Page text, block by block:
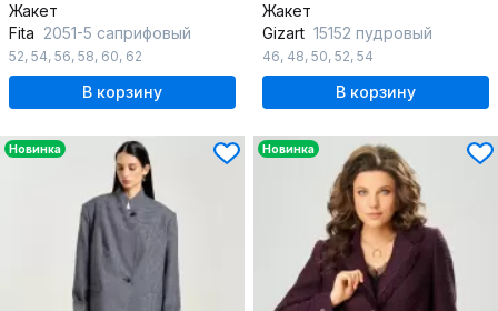
Жакет
Fita 2051-5 саприфовый
52, 54, 56, 58, 60, 62
В корзину
Жакет
Gizart 15152 пудровый
46, 48, 50, 52, 54
В корзину
Новинка Новинка